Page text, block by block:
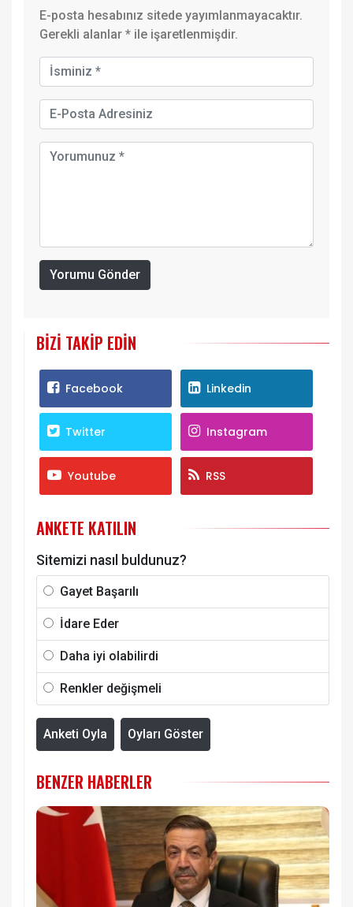
E-posta hesabınız sitede yayımlanmayacaktır.
Gerekli alanlar * ile işaretlenmişdir.
Yorumu Gönder
BIZI TAKIP EDIN
Facebook Linkedin
Twitter Instagram
Youtube RSS
ANKETE KATILIN
Sitemizi nasıl buldunuz?
Gayet Başarılı
İdare Eder
Daha iyi olabilirdi
Renkler değişmeli
Anketi Oyla Oyları Göster
BENZER HABERLER